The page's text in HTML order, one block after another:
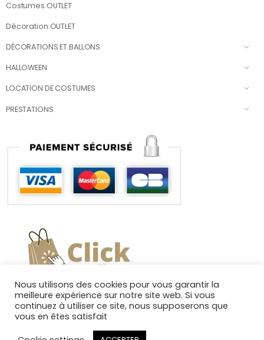
Costumes OUTLET
Décoration OUTLET
DÉCORATIONS ET BALLONS
HALLOWEEN
LOCATION DE COSTUMES
PRESTATIONS
Nous utilisons des cookies pour vous garantir la
meilleure expérience sur notre site web. Si vous
continuez à utiliser ce site, nous supposerons que
vous en êtes satisfait